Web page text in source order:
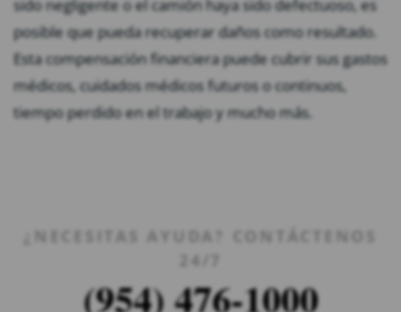
sido negligente o el camión haya sido defectuoso, es
posible que pueda recuperar daños como resultado.
Esta compensación financiera puede cubrir sus gastos
médicos, cuidados médicos futuros o continuos,
tiempo perdido en el trabajo y mucho más.
¿NECESITAS AYUDA? CONTÁCTENOS
24/7
(954) 476-1000